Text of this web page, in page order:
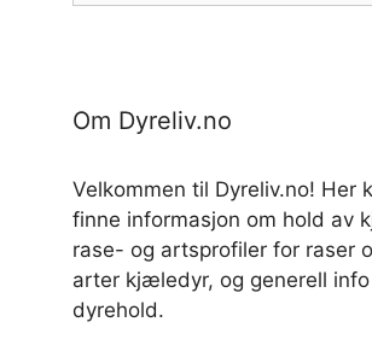
Om Dyreliv.no
Velkommen til Dyreliv.no! Her
finne informasjon om hold av
rase- og artsprofiler for raser
arter kjæledyr, og generell info
dyrehold.